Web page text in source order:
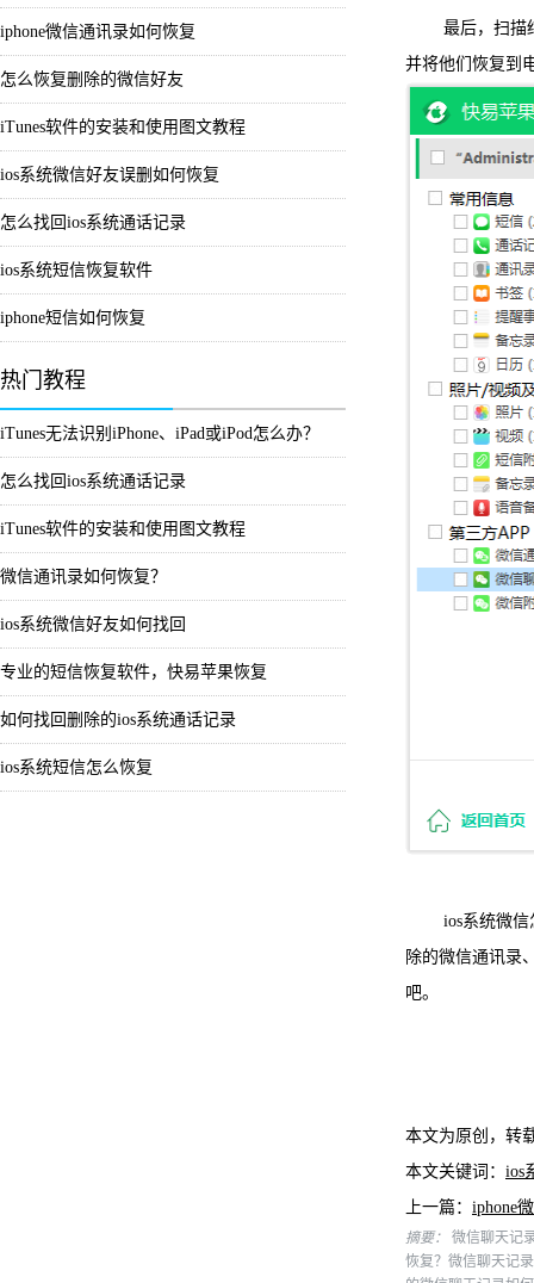
iphone微信通讯录如何恢复
怎么恢复删除的微信好友
iTunes软件的安装和使用图文教程
ios系统微信好友误删如何恢复
怎么找回ios系统通话记录
ios系统短信恢复软件
iphone短信如何恢复
热门教程
iTunes无法识别iPhone、iPad或iPod怎么办？
怎么找回ios系统通话记录
iTunes软件的安装和使用图文教程
微信通讯录如何恢复？
ios系统微信好友如何找回
专业的短信恢复软件，快易苹果恢复
如何找回删除的ios系统通话记录
ios系统短信怎么恢复
最后，扫描结
并将他们恢复到
ios系统微信怎
除的微信通讯录
吧。
本文为原创，转
本文关键词： ios
上一篇： iphone
摘要：
微信聊天记
恢复？微信聊天记